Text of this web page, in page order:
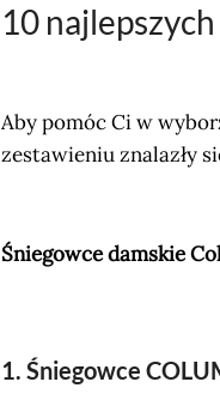
10
Aby pomóc Ci w
zestawieniu znalazły
Śniegowce damskie
1. Śniegowce